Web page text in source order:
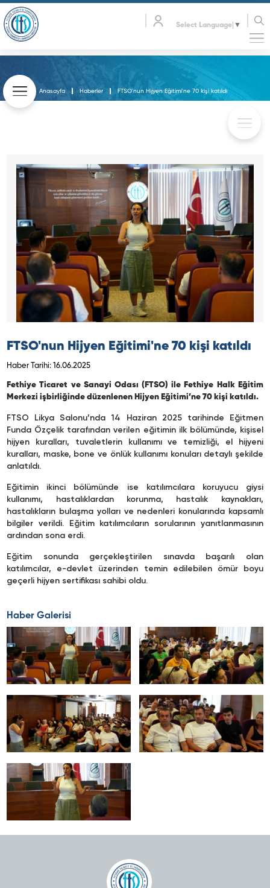
Select Language ▼
Anasayfa Haberler FTSO'nun Hijyen Eğitimi'ne 70 kişi katıldı
FTSO'nun Hijyen Eğitimi'ne 70 kişi katıldı
Haber Tarihi: 16.06.2025
Fethiye Ticaret ve Sanayi Odası (FTSO) ile Fethiye Halk Eğitim
Merkezi işbirliğinde düzenlenen Hijyen Eğitimi’ne 70 kişi katıldı.
FTSO Likya Salonu’nda 14 Haziran 2025 tarihinde Eğitmen
Funda Özçelik tarafından verilen eğitimin ilk bölümünde, kişisel
hijyen kuralları, tuvaletlerin kullanımı ve temizliği, el hijyeni
kuralları, maske, bone ve önlük kullanımı konuları detaylı şekilde
anlatıldı.
Eğitimin ikinci bölümünde ise katılımcılara koruyucu giysi
kullanımı, hastalıklardan korunma, hastalık kaynakları,
hastalıkların bulaşma yolları ve nedenleri konularında kapsamlı
bilgiler verildi. Eğitim katılımcıların sorularının yanıtlanmasının
ardından sona erdi.
Eğitim sonunda gerçekleştirilen sınavda başarılı olan
katılımcılar, e-devlet üzerinden temin edilebilen ömür boyu
geçerli hijyen sertifikası sahibi oldu.
Haber Galerisi